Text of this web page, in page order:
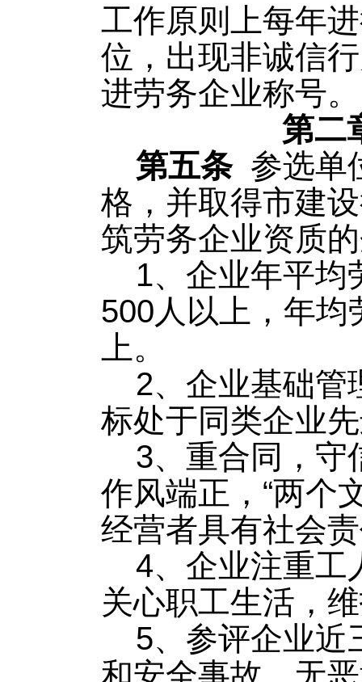
工作原则上每年
位，出现非诚信
进劳务企业称号。
第二
第五条 参选单
格，并取得市建
筑劳务企业资质
1、企业年平均
500人以上，年均
上。
2、企业基础管
标处于同类企业
3、重合同，守
作风端正，“两个
经营者具有社会
4、企业注重工
关心职工生活，
5、参评企业近
和安全事故，无